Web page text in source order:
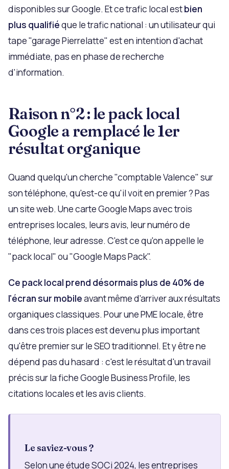
disponibles sur Google. Et ce trafic local estbien
plus qualifiéque le trafic national : un utilisateur qui
tape "garage Pierrelatte" est en intention d'achat
immédiate, pas en phase de recherche
d'information.
Raison n°2 : le pack local
Google a remplacé le 1er
résultat organique
Quand quelqu'un cherche "comptable Valence" sur
son téléphone, qu'est-ce qu'il voit en premier ? Pas
un site web. Une carte Google Maps avec trois
entreprises locales, leurs avis, leur numéro de
téléphone, leur adresse. C'est ce qu'on appelle le
"pack local" ou "Google Maps Pack".
Ce pack local prend désormais plus de 40% de
l'écran sur mobileavant même d'arriver aux résultats
organiques classiques. Pour une PME locale, être
dans ces trois places est devenu plus important
qu'être premier sur le SEO traditionnel. Et y être ne
dépend pas du hasard : c'est le résultat d'un travail
précis sur la fiche Google Business Profile, les
citations locales et les avis clients.
Le saviez-vous ?
Selon une étude SOCi 2024, les entreprises